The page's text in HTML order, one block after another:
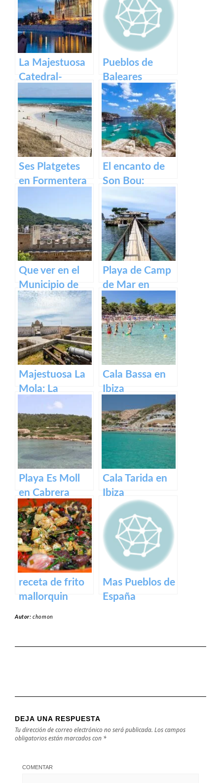
La Majestuosa
Catedral-
Santa María en
Mallorca.
Pueblos de
Baleares
Ses Platgetes
en Formentera
El encanto de
Son Bou:
belleza de
Menorca
Que ver en el
Municipio de
Capdepera en
Baleares
Playa de Camp
de Mar en
Mallorca
Majestuosa La
Mola: La
Fortaleza de
Menorca
Cala Bassa en
Ibiza
Playa Es Moll
en Cabrera
Cala Tarida en
Ibiza
receta de frito
mallorquin
Mas Pueblos de
España
Autor:chomon
DEJA UNA RESPUESTA
Tu dirección de correo electrónico no será publicada. Los campos
obligatorios están marcados con *
COMENTAR